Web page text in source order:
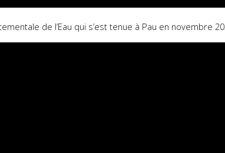
de l’Eau qui s’est tenue à Pau en novembre